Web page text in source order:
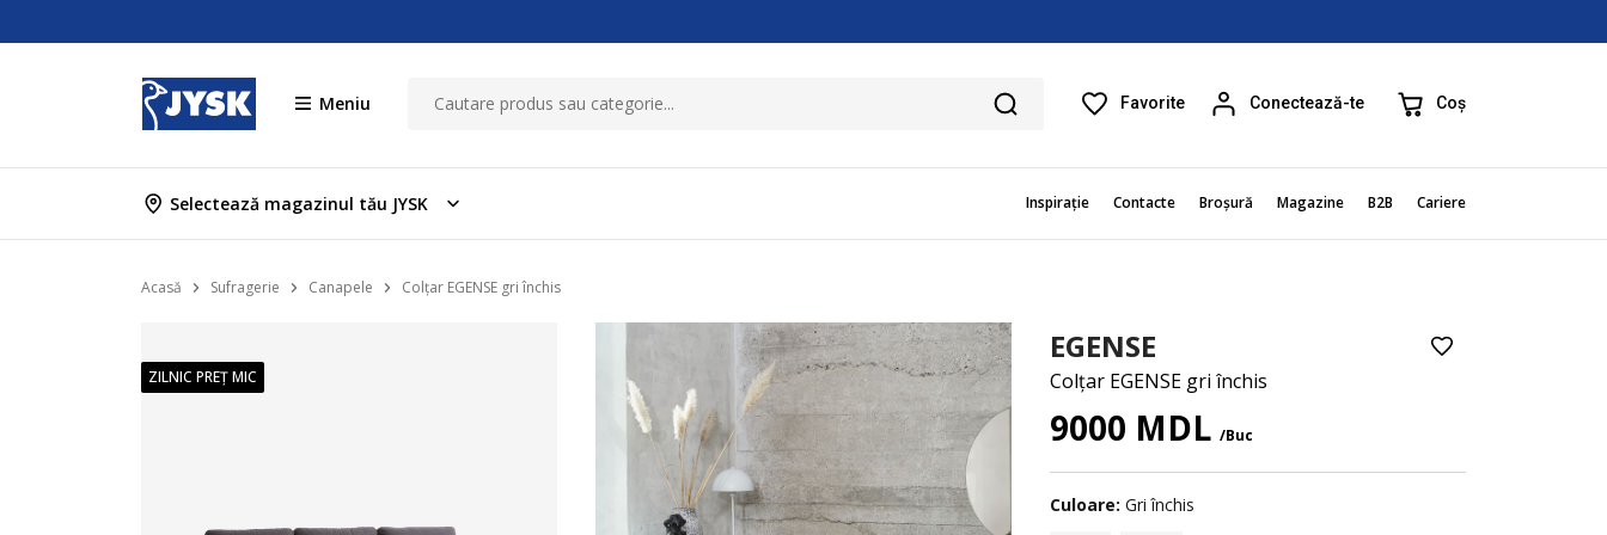
Meniu Favorite Conectează-te Coș
Selectează magazinul tău JYSK Inspirație Contacte Broșură Magazine B2B Cariere
Acasă Sufragerie Canapele Colțar EGENSE gri închis
ZILNIC PREȚ MIC
EGENSE
Colțar EGENSE gri închis
9000 MDL /Buc
Culoare: Gri închis